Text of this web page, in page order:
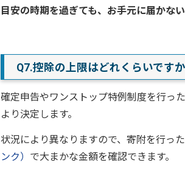
目安の時期を過ぎても、お手元に届かな
Q7.控除の上限はどれくらいですか
確定申告やワンストップ特例制度を行っ
より決定します。
状況により異なりますので、寄附を行っ
ンク） で大まかな金額を確認できます。